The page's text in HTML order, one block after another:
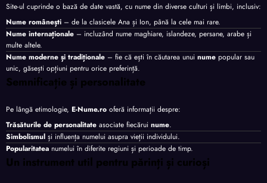
Site-ul cuprinde o bază de date vastă, cu nume din diverse culturi și limbi, inclusiv:
Nume românești – de la clasicele Ana și Ion, până la cele mai rare.
Nume internaționale – incluzând nume maghiare, islandeze, persane, arabe și
multe altele.
Nume moderne și tradiționale – fie că ești în căutarea unui nume popular sau
unic, găsești opțiuni pentru orice preferință.
Semnificație și personalitate
Pe lângă etimologie, E-Nume.ro oferă informații despre:
Trăsăturile de personalitate asociate fiecărui nume.
Simbolismul și influența numelui asupra vieții individului.
Popularitatea numelui în diferite regiuni și perioade de timp.
Un instrument util pentru părinți și curioși